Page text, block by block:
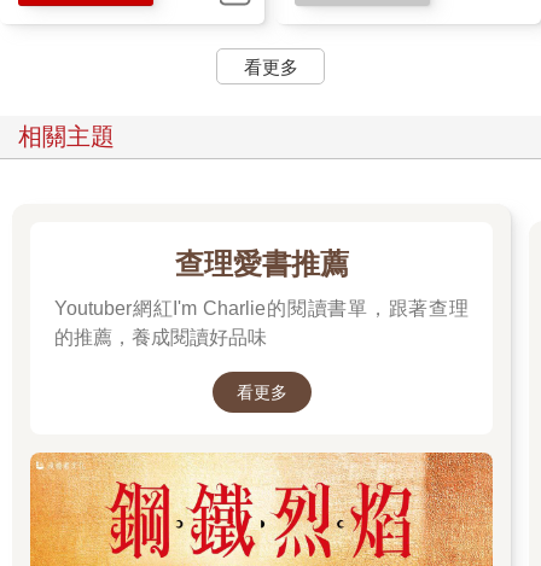
看更多
相關主題
查理愛書推薦
Youtuber網紅I'm Charlie的閱讀書單，跟著查理
的推薦，養成閱讀好品味
看更多